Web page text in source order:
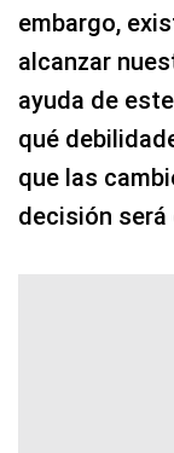
embargo,
alcanzar
ayuda de este
qué
que las
decisión